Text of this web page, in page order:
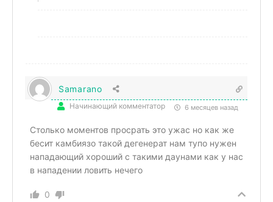
Samarano
Начинающий комментатор 6 месяцев назад
Столько моментов просрать это ужас но как же
бесит камбиязо такой дегенерат нам тупо нужен
нападающий хороший с такими даунами как у нас
в нападении ловить нечего
0